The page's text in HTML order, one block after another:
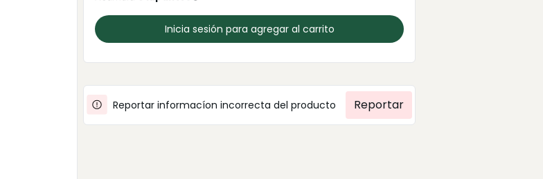
Inicia sesión para agregar al carrito
Reportar informacíon incorrecta del producto Reportar